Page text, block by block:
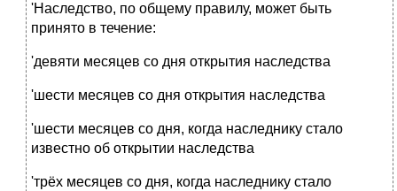
'Наследство, по общему правилу, может быть
принято в течение:
'девяти месяцев со дня открытия наследства
'шести месяцев со дня открытия наследства
'шести месяцев со дня, когда наследнику стало
известно об открытии наследства
'трёх месяцев со дня, когда наследнику стало